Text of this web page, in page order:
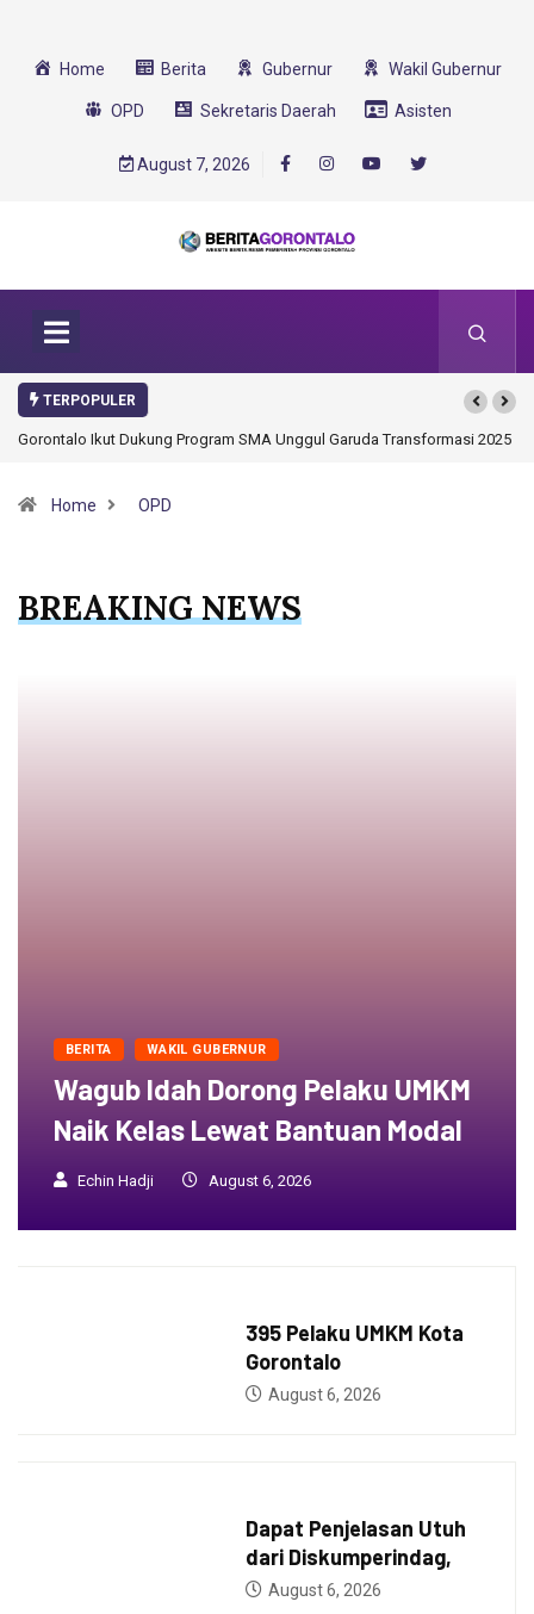
Home Berita Gubernur Wakil Gubernur
OPD Sekretaris Daerah Asisten
August 7, 2026
TERPOPULER
Gorontalo Ikut Dukung Program SMA Unggul Garuda Transformasi 2025
Home OPD
BREAKING NEWS
BERITA WAKIL GUBERNUR
Wagub Idah Dorong Pelaku UMKM
Naik Kelas Lewat Bantuan Modal
Echin Hadji August 6, 2026
395 Pelaku UMKM Kota
Gorontalo
August 6, 2026
Dapat Penjelasan Utuh
dari Diskumperindag,
August 6, 2026